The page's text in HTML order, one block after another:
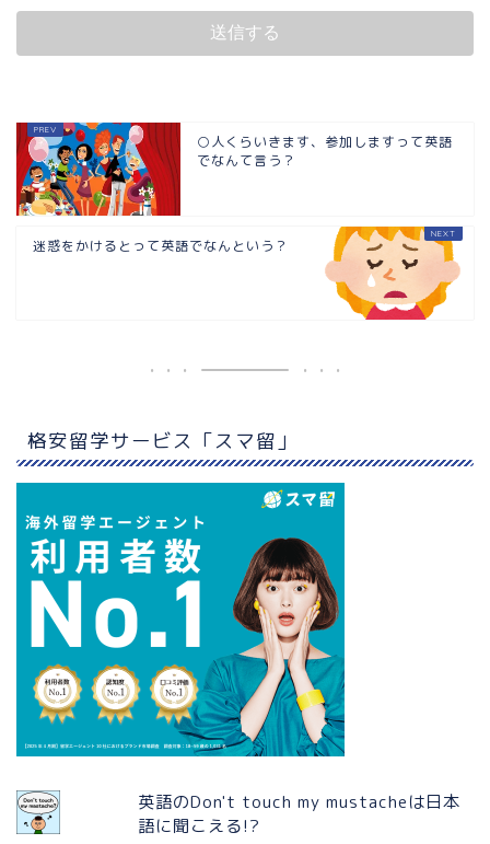
○人くらいきます、参加しますって英語
でなんて言う？
迷惑をかけるとって英語でなんという？
格安留学サービス「スマ留」
英語のDon't touch my mustacheは日本
語に聞こえる!?